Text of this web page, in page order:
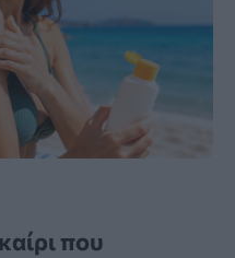
που